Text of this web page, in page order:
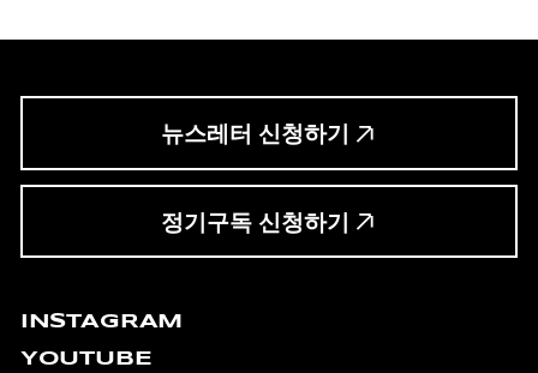
뉴스레터 신청하기
정기구독 신청하기
INSTAGRAM
YOUTUBE